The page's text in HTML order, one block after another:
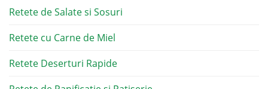
Retete de Salate si Sosuri
Retete cu Carne de Miel
Retete Deserturi Rapide